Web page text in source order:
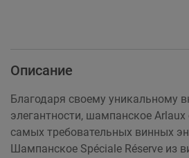
Описание
Благодаря своему уникальному
элегантности, шампанское
самых требовательных винных
Шампанское Spéciale Réserve из